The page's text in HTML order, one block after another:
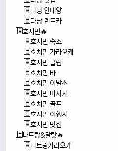
다낭 안내양
다낭 렌트카
호치민🔥
호치민 숙소
호치민 가라오케
호치민 클럽
호치민 바
호치민 이발소
호치민 마사지
호치민 골프
호치민 여행지
호치민 맛집
나트랑&달랏🔥
나트랑가라오케